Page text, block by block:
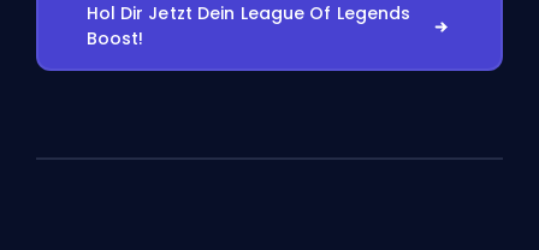
Hol Dir Jetzt Dein League Of Legends
Boost!